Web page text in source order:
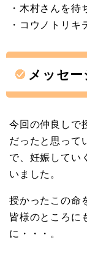
・木村さんを待
・コウノトリキ
メッセー
今回の仲良しで
だったと思って
で、妊娠してい
いました。
授かったこの命
皆様のところに
に・・・。